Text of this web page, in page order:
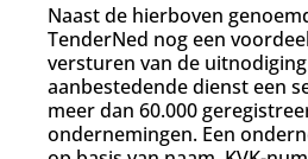
Naast de hierboven
TenderNed nog een
versturen van de
aanbestedende dienst een
meer dan 60.000
ondernemingen. Een